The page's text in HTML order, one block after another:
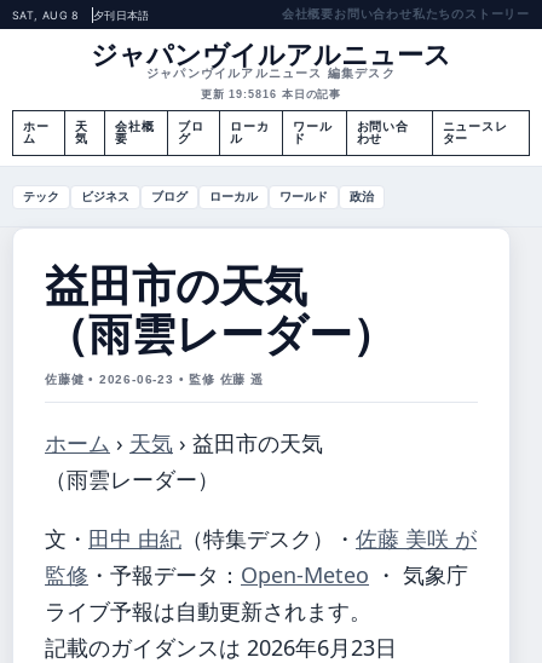
SAT, AUG 8 夕刊日本語 会社概要お問い合わせ私たちのストーリー
ジャパンヴイルアルニュース
ジャパンヴイルアルニュース 編集デスク
更新 19:5816 本日の記事
ホー
ム
天
気
会社概
要
ブロ
グ
ローカ
ル
ワール
ド
お問い合
わせ
ニュースレ
ター
テック ビジネス ブログ ローカル ワールド 政治
益田市の天気
（雨雲レーダー）
佐藤健 • 2026-06-23 • 監修 佐藤 遥
ホーム › 天気 › 益田市の天気
（雨雲レーダー）
文・ 田中 由紀 （特集デスク） ・ 佐藤 美咲 が
監修 ・ 予報データ： Open-Meteo ・ 気象庁
ライブ予報は自動更新されます。
記載のガイダンスは 2026年6月23日